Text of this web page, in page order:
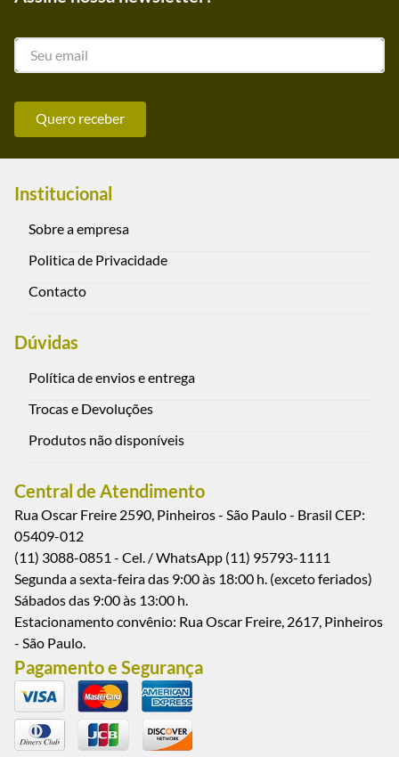
Protetor de Boquilha "Claude Lakey"
R$ 27,26
Ver mais detalhes
Assine nossa newsletter!